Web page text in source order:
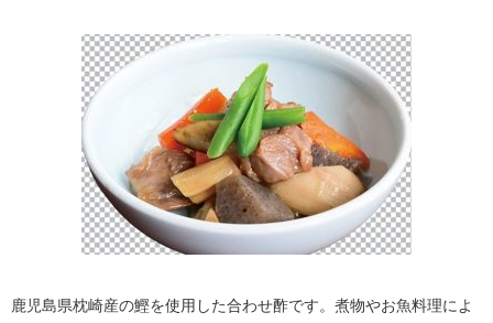
鹿児島県枕崎産の鰹を使用した合わせ酢です。煮物やお魚料理によ